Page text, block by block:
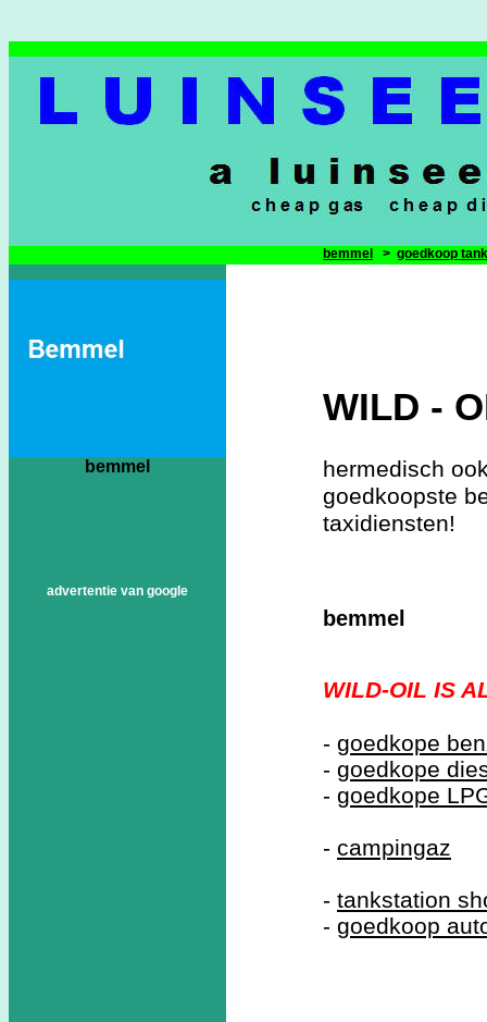
bemmel > goedkoop
bemmel
advertentie van google
WILD -
hermedisch
goedkoopste
taxidiensten!
bemmel
WILD-OIL IS
- goedkope
- goedkope
- goedkope
- campingaz
- tankstation
- goedkoop